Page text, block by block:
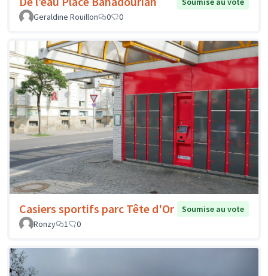
Geraldine Rouillon
0 0
Casiers sportifs parc Tête d'Or
Soumise au vote
Ronzy
1 0